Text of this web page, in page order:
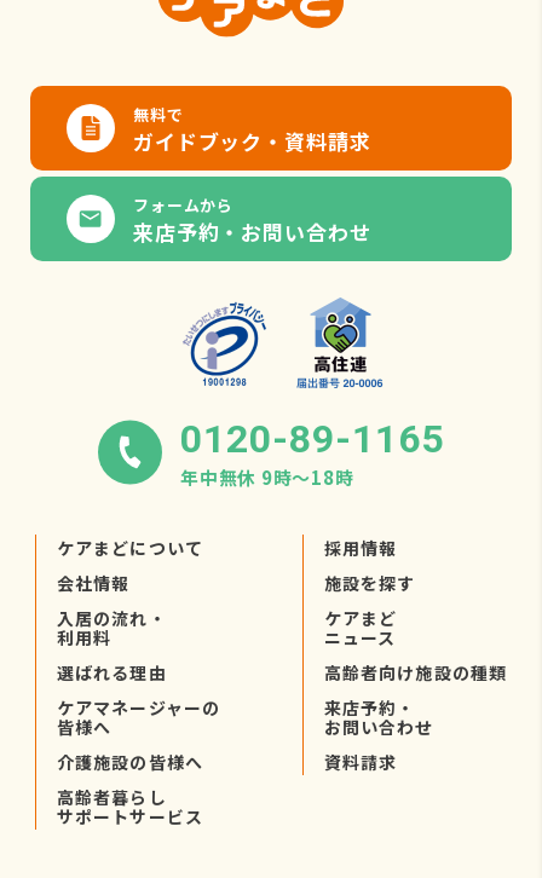
無料で
ガイドブック・資料請求
フォームから
来店予約・お問い合わせ
0120-89-1165
年中無休 9時〜18時
ケアまどについて
会社情報
入居の流れ・
利用料
選ばれる理由
ケアマネージャーの
皆様へ
介護施設の皆様へ
高齢者暮らし
サポートサービス
採用情報
施設を探す
ケアまど
ニュース
高齢者向け施設の種類
来店予約・
お問い合わせ
資料請求